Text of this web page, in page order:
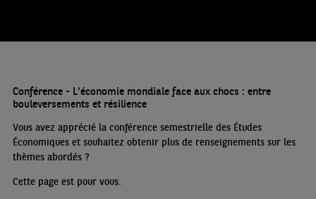
Conférence - L'économie mondiale face aux chocs : entre
bouleversements et résilience
Vous avez apprécié la conférence semestrielle des Études
Économiques et souhaitez obtenir plus de renseignements sur les
thèmes abordés?
Cette page est pour vous.